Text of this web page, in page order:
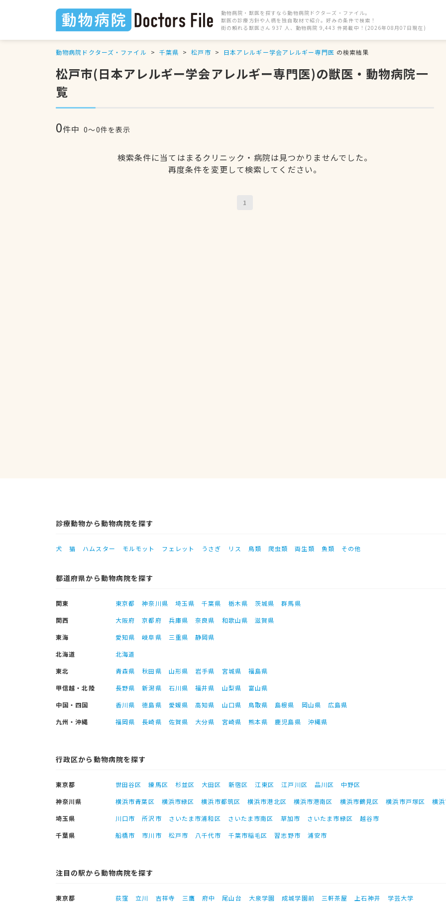
動物病院・獣医を探すなら動物病院ドクターズ・ファイル。
獣医の診療方針や人柄を独自取材で紹介。好みの条件で検索！
街の頼れる獣医さん 937 人、動物病院 9,443 件掲載中！(2026年08月07日現在)
動物病院ドクターズ・ファイル 千葉県 松戸市 日本アレルギー学会アレルギー専門医 の検索結果
松戸市(日本アレルギー学会アレルギー専門医)の獣医・動物病院一
覧
0件中 0〜0件を表示
検索条件に当てはまるクリニック・病院は見つかりませんでした。
再度条件を変更して検索してください。
1
診療動物から動物病院を探す
犬 猫 ハムスター モルモット フェレット うさぎ リス 鳥類 爬虫類 両生類 魚類 その他
都道府県から動物病院を探す
関東 東京都 神奈川県 埼玉県 千葉県 栃木県 茨城県
群馬県
関西
大阪府 京都府 兵庫県 奈良県 和歌山県
滋賀県
東海
愛知県 岐阜県 三重県
静岡県
北海道
北海道
東北
青森県 秋田県 山形県 岩手県 宮城県
福島県
甲信越・北陸
長野県 新潟県 石川県 福井県 山梨県
富山県
中国・四国
香川県 徳島県 愛媛県 高知県 山口県 鳥取県 島根県 岡山県
広島県
九州・沖縄
福岡県 長崎県 佐賀県 大分県 宮崎県 熊本県 鹿児島県 沖縄県
行政区から動物病院を探す
東京都 世田谷区 練馬区 杉並区 大田区 新宿区 江東区 江戸川区 品川区
中野区
神奈川県
横浜市青葉区 横浜市緑区 横浜市都筑区 横浜市港北区 横浜市港南区 横浜市鶴見区 横浜市戸塚区
横
埼玉県
川口市 所沢市 さいたま市浦和区 さいたま市南区 草加市 さいたま市緑区
越谷市
千葉県
船橋市 市川市 松戸市 八千代市 千葉市稲毛区 習志野市 浦安市
注目の駅から動物病院を探す
東京都 荻窪 立川 吉祥寺 三鷹 府中 尾山台 大泉学園 成城学園前 三軒茶屋 上石神井
学芸大学